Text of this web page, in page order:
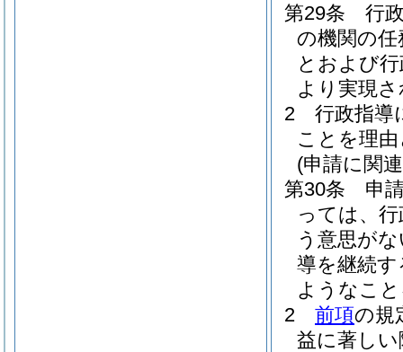
第29条
行
の機関の
とおよび
より実現
2
行政指導
ことを理
(申請に関
第30条
申
っては、
う意思が
導を継続
ようなこ
2
前項の規
益に著し